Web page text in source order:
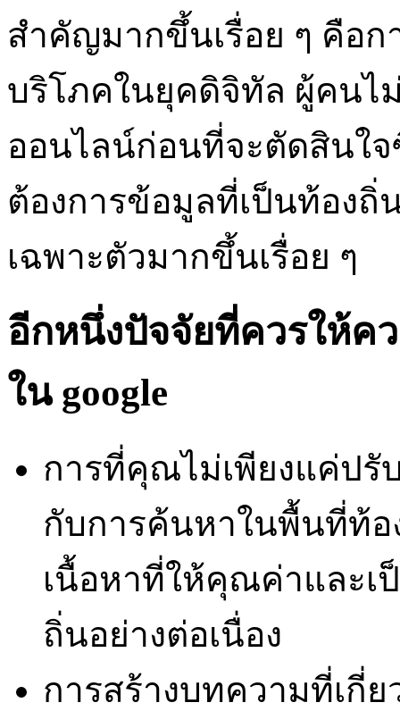
สำคัญมากขึ้นเรื่อย ๆ คือก
บริโภคในยุคดิจิทัล ผู้คนไ
ออนไลน์ก่อนที่จะตัดสินใ
ต้องการข้อมูลที่เป็นท้องถิ่
เฉพาะตัวมากขึ้นเรื่อย ๆ
อีกหนึ่งปัจจัยที่ควรให้ค
ใน google
การที่คุณไม่เพียงแค่ปรั
กับการค้นหาในพื้นที่ท้
เนื้อหาที่ให้คุณค่าและเ
ถิ่นอย่างต่อเนื่อง
การสร้างบทความที่เกี่